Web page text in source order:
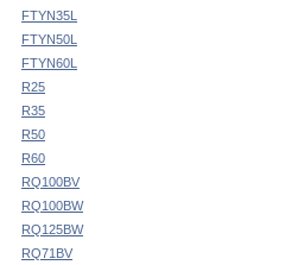
FTYN35L
FTYN50L
FTYN60L
R25
R35
R50
R60
RQ100BV
RQ100BW
RQ125BW
RQ71BV